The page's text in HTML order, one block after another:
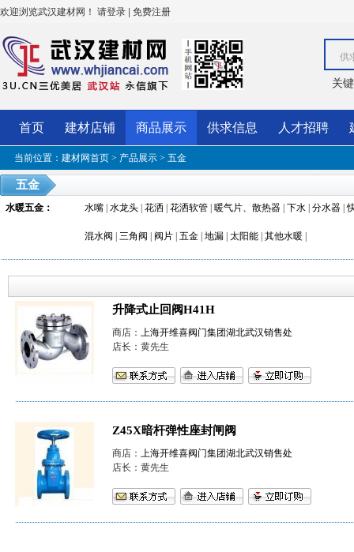
欢迎浏览武汉建材网！ 请登录 | 免费注册
供
关
首页 建材店铺 商品展示 供求信息 人才招聘
当前位置： 建材网首页 > 产品展示 > 五金
五金
水暖五金 ： 水嘴 水龙头 花洒 花洒软管 暖气片、散热器 下水 分水器 |
混水阀 三角阀 阀片 五金 地漏 太阳能 其他水暖
升降式止回阀H41H
商店： 上海开维喜阀门集团湖北武汉销售处
店长：黄先生
Z45X暗杆弹性座封闸阀
商店： 上海开维喜阀门集团湖北武汉销售处
店长：黄先生